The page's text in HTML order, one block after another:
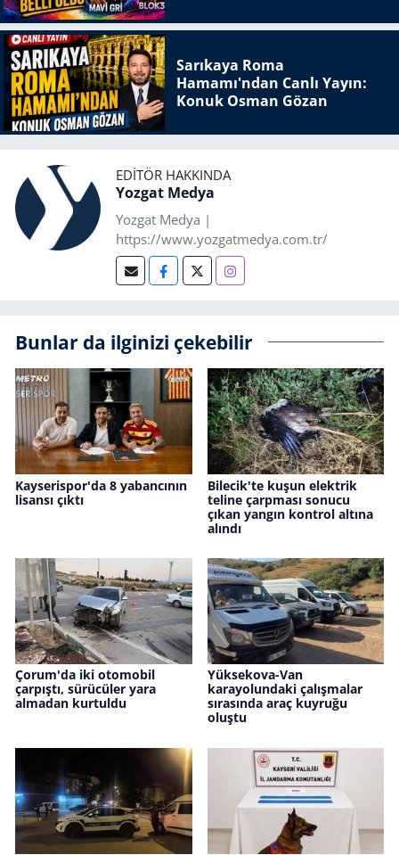
Sarıkaya Roma
Hamamı'ndan Canlı Yayın:
Konuk Osman Gözan
EDITÖR HAKKINDA
Yozgat Medya
Yozgat Medya |
https://www.yozgatmedya.com.tr/
Bunlar da ilginizi çekebilir
Kayserispor'da 8 yabancının
lisansı çıktı
Bilecik'te kuşun elektrik
teline çarpması sonucu
çıkan yangın kontrol altına
alındı
Çorum'da iki otomobil
çarpıştı, sürücüler yara
almadan kurtuldu
Yüksekova-Van
karayolundaki çalışmalar
sırasında araç kuyruğu
oluştu